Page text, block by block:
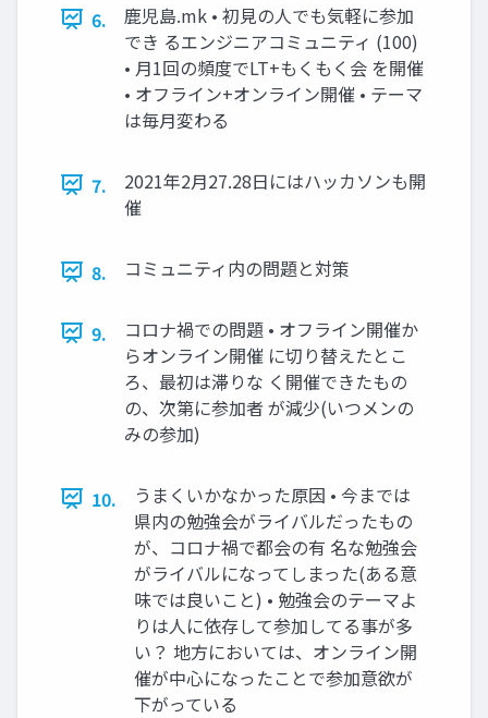
6.
鹿児島.mk • 初見の人でも気軽に参加
でき るエンジニアコミュニティ (100)
• 月1回の頻度でLT+もくもく会 を開催
• オフライン+オンライン開催 • テーマ
は毎月変わる
7.
2021年2月27.28日にはハッカソンも開
催
8. コミュニティ内の問題と対策
9.
コロナ禍での問題 • オフライン開催か
らオンライン開催 に切り替えたとこ
ろ、最初は滞りな く開催できたもの
の、次第に参加者 が減少(いつメンの
みの参加)
10.
うまくいかなかった原因 • 今までは
県内の勉強会がライバルだったもの
が、コロナ禍で都会の有 名な勉強会
がライバルになってしまった(ある意
味では良いこと) • 勉強会のテーマよ
りは人に依存して参加してる事が多
い？ 地方においては、オンライン開
催が中心になったことで参加意欲が
下がっている